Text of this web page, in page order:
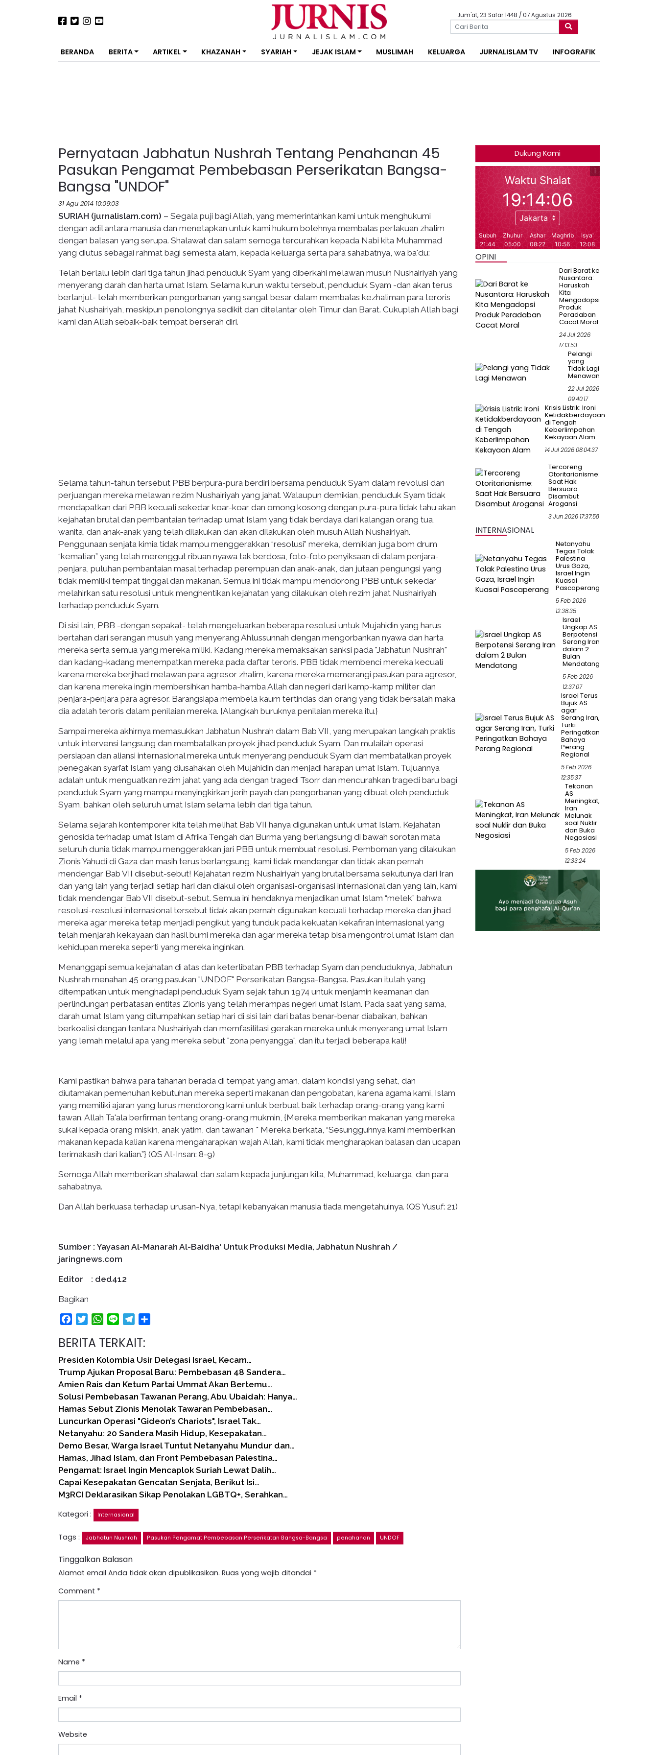
Jum'at, 23 Safar 1448 / 07 Agustus 2026
BERANDA BERITA ARTIKEL KHAZANAH SYARIAH JEJAK ISLAM MUSLIMAH KELUARGA JURNALISLAM TV INFOGRAFIK
Pernyataan Jabhatun Nushrah Tentang Penahanan 45
Pasukan Pengamat Pembebasan Perserikatan Bangsa-
Bangsa "UNDOF"
31 Agu 2014 10:09:03
SURIAH (jurnalislam.com) – Segala puji bagi Allah, yang memerintahkan kami untuk menghukumi
dengan adil antara manusia dan menetapkan untuk kami hukum bolehnya membalas perlakuan zhalim
dengan balasan yang serupa. Shalawat dan salam semoga tercurahkan kepada Nabi kita Muhammad
yang diutus sebagai rahmat bagi semesta alam, kepada keluarga serta para sahabatnya, wa ba'du:
Telah berlalu lebih dari tiga tahun jihad penduduk Syam yang diberkahi melawan musuh Nushairiyah yang
menyerang darah dan harta umat Islam. Selama kurun waktu tersebut, penduduk Syam -dan akan terus
berlanjut- telah memberikan pengorbanan yang sangat besar dalam membalas kezhaliman para teroris
jahat Nushairiyah, meskipun penolongnya sedikit dan ditelantar oleh Timur dan Barat. Cukuplah Allah bagi
kami dan Allah sebaik-baik tempat berserah diri.
Selama tahun-tahun tersebut PBB berpura-pura berdiri bersama penduduk Syam dalam revolusi dan
perjuangan mereka melawan rezim Nushairiyah yang jahat. Walaupun demikian, penduduk Syam tidak
mendapatkan dari PBB kecuali sekedar koar-koar dan omong kosong dengan pura-pura tidak tahu akan
kejahatan brutal dan pembantaian terhadap umat Islam yang tidak berdaya dari kalangan orang tua,
wanita, dan anak-anak yang telah dilakukan dan akan dilakukan oleh musuh Allah Nushairiyah.
Penggunaan senjata kimia tidak mampu menggerakkan “resolusi” mereka, demikian juga bom drum
“kematian” yang telah merenggut ribuan nyawa tak berdosa, foto-foto penyiksaan di dalam penjara-
penjara, puluhan pembantaian masal terhadap perempuan dan anak-anak, dan jutaan pengungsi yang
tidak memiliki tempat tinggal dan makanan. Semua ini tidak mampu mendorong PBB untuk sekedar
melahirkan satu resolusi untuk menghentikan kejahatan yang dilakukan oleh rezim jahat Nushairiyah
terhadap penduduk Syam.
Di sisi lain, PBB -dengan sepakat- telah mengeluarkan beberapa resolusi untuk Mujahidin yang harus
bertahan dari serangan musuh yang menyerang Ahlussunnah dengan mengorbankan nyawa dan harta
mereka serta semua yang mereka miliki. Kadang mereka memaksakan sanksi pada "Jabhatun Nushrah"
dan kadang-kadang menempatkan mereka pada daftar teroris. PBB tidak membenci mereka kecuali
karena mereka berjihad melawan para agresor zhalim, karena mereka memerangi pasukan para agresor,
dan karena mereka ingin membersihkan hamba-hamba Allah dan negeri dari kamp-kamp militer dan
penjara-penjara para agresor. Barangsiapa membela kaum tertindas dan orang yang tidak bersalah maka
dia adalah teroris dalam penilaian mereka. {Alangkah buruknya penilaian mereka itu.}
Sampai mereka akhirnya memasukkan Jabhatun Nushrah dalam Bab VII, yang merupakan langkah praktis
untuk intervensi langsung dan membatalkan proyek jihad penduduk Syam. Dan mulailah operasi
persiapan dan aliansi internasional mereka untuk menyerang penduduk Syam dan membatalkan proyek
penegakan syari’at Islam yang diusahakan oleh Mujahidin dan menjadi harapan umat Islam. Tujuannya
adalah untuk menguatkan rezim jahat yang ada dengan tragedi Tsorr dan mencurahkan tragedi baru bagi
penduduk Syam yang mampu menyingkirkan jerih payah dan pengorbanan yang dibuat oleh penduduk
Syam, bahkan oleh seluruh umat Islam selama lebih dari tiga tahun.
Selama sejarah kontemporer kita telah melihat Bab VII hanya digunakan untuk umat Islam. Kejahatan
genosida terhadap umat Islam di Afrika Tengah dan Burma yang berlangsung di bawah sorotan mata
seluruh dunia tidak mampu menggerakkan jari PBB untuk membuat resolusi. Pemboman yang dilakukan
Zionis Yahudi di Gaza dan masih terus berlangsung, kami tidak mendengar dan tidak akan pernah
mendengar Bab VII disebut-sebut! Kejahatan rezim Nushairiyah yang brutal bersama sekutunya dari Iran
dan yang lain yang terjadi setiap hari dan diakui oleh organisasi-organisasi internasional dan yang lain, kami
tidak mendengar Bab VII disebut-sebut. Semua ini hendaknya menjadikan umat Islam “melek” bahwa
resolusi-resolusi internasional tersebut tidak akan pernah digunakan kecuali terhadap mereka dan jihad
mereka agar mereka tetap menjadi pengikut yang tunduk pada kekuatan kekafiran internasional yang
telah menjarah kekayaan dan hasil bumi mereka dan agar mereka tetap bisa mengontrol umat Islam dan
kehidupan mereka seperti yang mereka inginkan.
Menanggapi semua kejahatan di atas dan keterlibatan PBB terhadap Syam dan penduduknya, Jabhatun
Nushrah menahan 45 orang pasukan "UNDOF" Perserikatan Bangsa-Bangsa. Pasukan itulah yang
ditempatkan untuk menghadapi penduduk Syam sejak tahun 1974 untuk menjamin keamanan dan
perlindungan perbatasan entitas Zionis yang telah merampas negeri umat Islam. Pada saat yang sama,
darah umat Islam yang ditumpahkan setiap hari di sisi lain dari batas benar-benar diabaikan, bahkan
berkoalisi dengan tentara Nushairiyah dan memfasilitasi gerakan mereka untuk menyerang umat Islam
yang lemah melalui apa yang mereka sebut "zona penyangga", dan itu terjadi beberapa kali!
Kami pastikan bahwa para tahanan berada di tempat yang aman, dalam kondisi yang sehat, dan
diutamakan pemenuhan kebutuhan mereka seperti makanan dan pengobatan, karena agama kami, Islam
yang memiliki ajaran yang lurus mendorong kami untuk berbuat baik terhadap orang-orang yang kami
tawan. Allah Ta'ala berfirman tentang orang-orang mukmin, {Mereka memberikan makanan yang mereka
sukai kepada orang miskin, anak yatim, dan tawanan * Mereka berkata, “Sesungguhnya kami memberikan
makanan kepada kalian karena mengaharapkan wajah Allah, kami tidak mengharapkan balasan dan ucapan
terimakasih dari kalian.”} (QS Al-Insan: 8-9)
Semoga Allah memberikan shalawat dan salam kepada junjungan kita, Muhammad, keluarga, dan para
sahabatnya.
Dan Allah berkuasa terhadap urusan-Nya, tetapi kebanyakan manusia tiada mengetahuinya. (QS Yusuf: 21)
Sumber : Yayasan Al-Manarah Al-Baidha' Untuk Produksi Media, Jabhatun Nushrah /
jaringnews.com
Editor : ded412
Bagikan
FacebookTwitterWhatsApp
Line Telegram
BERITA TERKAIT:
Presiden Kolombia Usir Delegasi Israel, Kecam…
Trump Ajukan Proposal Baru: Pembebasan 48 Sandera…
Amien Rais dan Ketum Partai Ummat Akan Bertemu…
Solusi Pembebasan Tawanan Perang, Abu Ubaidah: Hanya…
Hamas Sebut Zionis Menolak Tawaran Pembebasan…
Luncurkan Operasi "Gideon’s Chariots", Israel Tak…
Netanyahu: 20 Sandera Masih Hidup, Kesepakatan…
Demo Besar, Warga Israel Tuntut Netanyahu Mundur dan…
Hamas, Jihad Islam, dan Front Pembebasan Palestina…
Pengamat: Israel Ingin Mencaplok Suriah Lewat Dalih…
Capai Kesepakatan Gencatan Senjata, Berikut Isi…
M3RCI Deklarasikan Sikap Penolakan LGBTQ+, Serahkan…
Kategori :
Internasional
Tags : Jabhatun Nushrah Pasukan Pengamat Pembebasan Perserikatan Bangsa-Bangsa penahanan UNDOF
Tinggalkan Balasan
Alamat email Anda tidak akan dipublikasikan. Ruas yang wajib ditandai *
Comment *
Name *
Email *
Website
Dukung Kami
OPINI
Dari Barat ke
Nusantara:
Haruskah
Kita
Mengadopsi
Produk
Peradaban
Cacat Moral
24 Jul 2026
17:13:53
Pelangi
yang
Tidak Lagi
Menawan
22 Jul 2026
09:40:17
Krisis Listrik: Ironi
Ketidakberdayaan
di Tengah
Keberlimpahan
Kekayaan Alam
14 Jul 2026 08:04:37
Tercoreng
Otoritarianisme:
Saat Hak
Bersuara
Disambut
Arogansi
3 Jun 2026 17:37:58
INTERNASIONAL
Netanyahu
Tegas Tolak
Palestina
Urus Gaza,
Israel Ingin
Kuasai
Pascaperang
5 Feb 2026
12:38:35
Israel
Ungkap AS
Berpotensi
Serang Iran
dalam 2
Bulan
Mendatang
5 Feb 2026
12:37:07
Israel Terus
Bujuk AS
agar
Serang Iran,
Turki
Peringatkan
Bahaya
Perang
Regional
5 Feb 2026
12:35:37
Tekanan
AS
Meningkat,
Iran
Melunak
soal Nuklir
dan Buka
Negosiasi
5 Feb 2026
12:33:24